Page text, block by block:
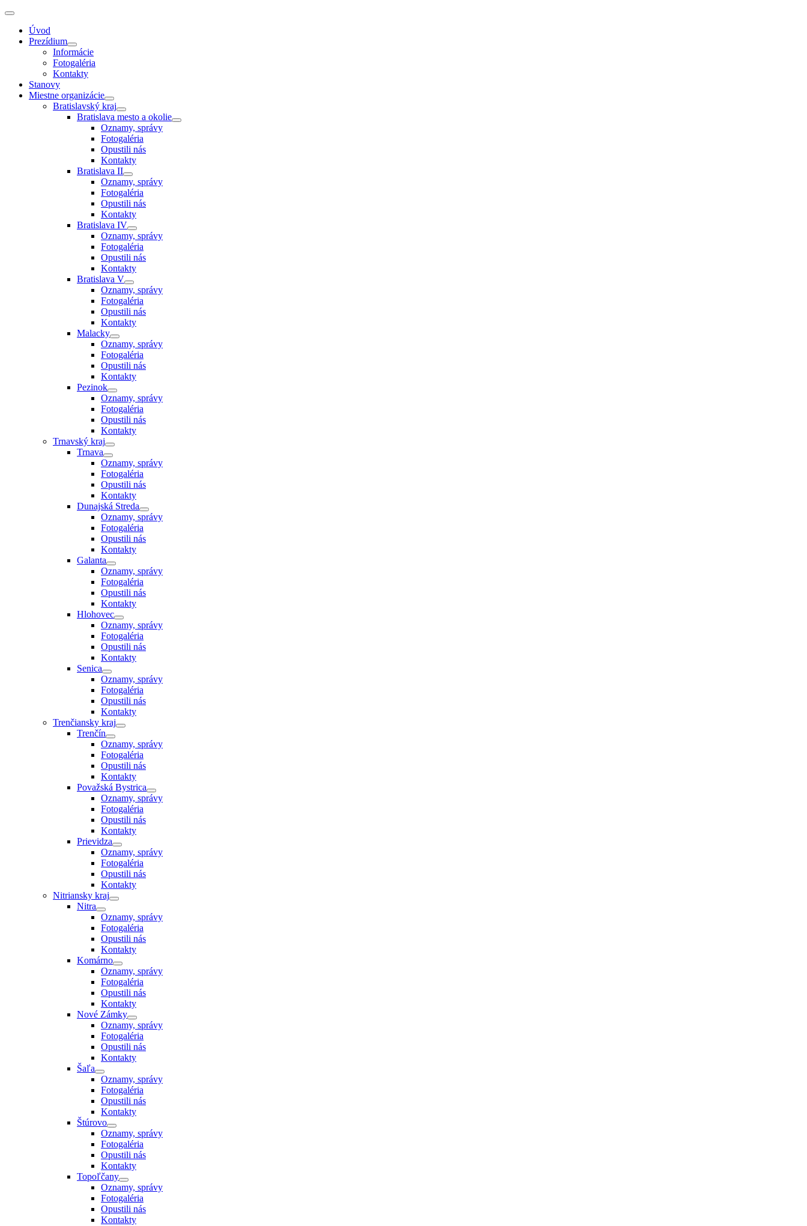
Úvod
Prezídium
Informácie
Fotogaléria
Kontakty
Stanovy
Miestne organizácie
Bratislavský kraj
Bratislava mesto a okolie
Oznamy, správy
Fotogaléria
Opustili nás
Kontakty
Bratislava II
Oznamy, správy
Fotogaléria
Opustili nás
Kontakty
Bratislava IV
Oznamy, správy
Fotogaléria
Opustili nás
Kontakty
Bratislava V
Oznamy, správy
Fotogaléria
Opustili nás
Kontakty
Malacky
Oznamy, správy
Fotogaléria
Opustili nás
Kontakty
Pezinok
Oznamy, správy
Fotogaléria
Opustili nás
Kontakty
Trnavský kraj
Trnava
Oznamy, správy
Fotogaléria
Opustili nás
Kontakty
Dunajská Streda
Oznamy, správy
Fotogaléria
Opustili nás
Kontakty
Galanta
Oznamy, správy
Fotogaléria
Opustili nás
Kontakty
Hlohovec
Oznamy, správy
Fotogaléria
Opustili nás
Kontakty
Senica
Oznamy, správy
Fotogaléria
Opustili nás
Kontakty
Trenčiansky kraj
Trenčín
Oznamy, správy
Fotogaléria
Opustili nás
Kontakty
Považská Bystrica
Oznamy, správy
Fotogaléria
Opustili nás
Kontakty
Prievidza
Oznamy, správy
Fotogaléria
Opustili nás
Kontakty
Nitriansky kraj
Nitra
Oznamy, správy
Fotogaléria
Opustili nás
Kontakty
Komárno
Oznamy, správy
Fotogaléria
Opustili nás
Kontakty
Nové Zámky
Oznamy, správy
Fotogaléria
Opustili nás
Kontakty
Šaľa
Oznamy, správy
Fotogaléria
Opustili nás
Kontakty
Štúrovo
Oznamy, správy
Fotogaléria
Opustili nás
Kontakty
Topoľčany
Oznamy, správy
Fotogaléria
Opustili nás
Kontakty